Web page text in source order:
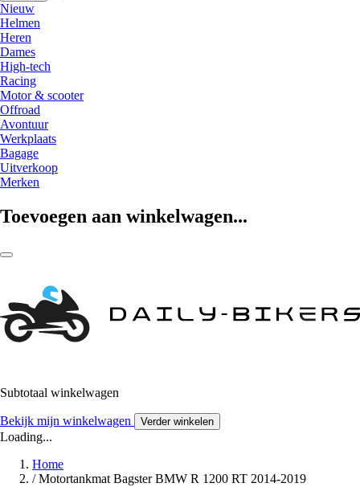
Nieuw
Helmen
Heren
Dames
High-tech
Racing
Motor & scooter
Offroad
Avontuur
Werkplaats
Bagage
Uitverkoop
Merken
Toevoegen aan winkelwagen...
Subtotaal winkelwagen
Bekijk mijn winkelwagen Verder winkelen
Loading...
Home
/ Motortankmat Bagster BMW R 1200 RT 2014-2019